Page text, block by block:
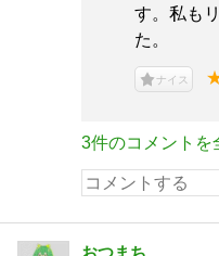
す。私も
た。
ナイス
3件のコメントを
おつまち